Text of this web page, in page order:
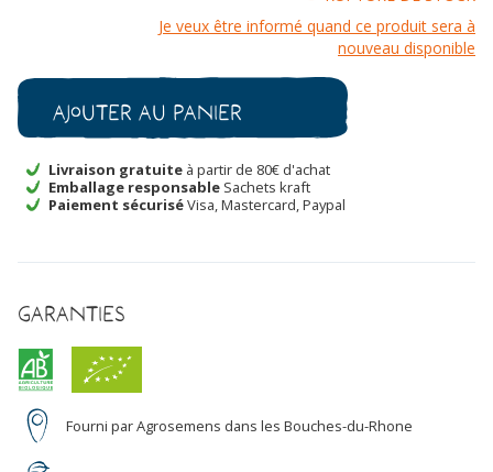
Bio
Je veux être informé quand ce produit sera à
nouveau disponible
Ajouter au panier
Livraison gratuite à partir de 80€ d'achat
Emballage responsable Sachets kraft
Paiement sécuriséVisa, Mastercard, Paypal
Garanties
Fourni par Agrosemens dans les Bouches-du-Rhone